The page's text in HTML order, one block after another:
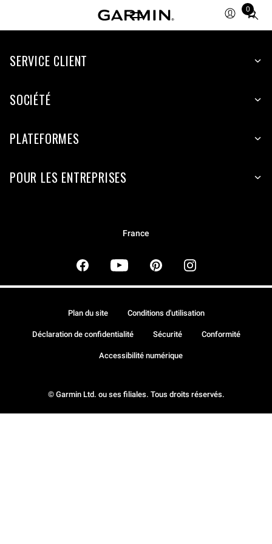
0
Total
items
cart:
SERVICE CLIENT
SOCIÉTÉ
PLATEFORMES
POUR LES ENTREPRISES
France
© Garmin Ltd. ou ses filiales. Tous droits réservés.
Plan du site Conditions d'utilisation
Déclaration de confidentialité Sécurité Conformité
Accessibilité numérique